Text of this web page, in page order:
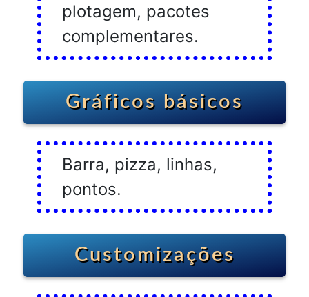
plotagem, pacotes
complementares.
Gráficos básicos
Barra, pizza, linhas,
pontos.
Customizações